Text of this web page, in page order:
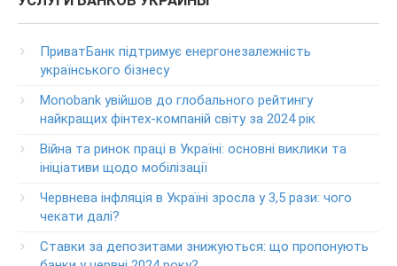
+38-056-716-11-31
клиентов ПриватБанка
Колл центр: 3700
Круглосуточный телефон поддержки VIP­-клиентов
ПриватБанка
+38-056-716-12-12
+38-073-900-00-02
Круглосуточный телефон поддержки владельцев карт
класса GOLD
ПриватБанк підтримує енергонезалежність
українського бізнесу
Monobank увійшов до глобального рейтингу
найкращих фінтех-компаній світу за 2024 рік
Війна та ринок праці в Україні: основні виклики та
ініціативи щодо мобілізації
Червнева інфляція в Україні зросла у 3,5 рази: чого
чекати далі?
Ставки за депозитами знижуються: що пропонують